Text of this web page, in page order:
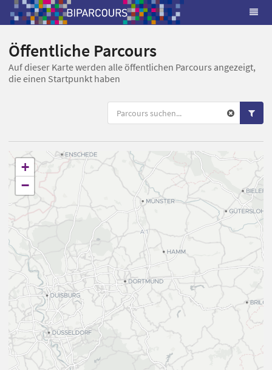
Öffentliche Parcours
Auf dieser Karte werden alle öffentlichen Parcours angezeigt,
die einen Startpunkt haben
+
−